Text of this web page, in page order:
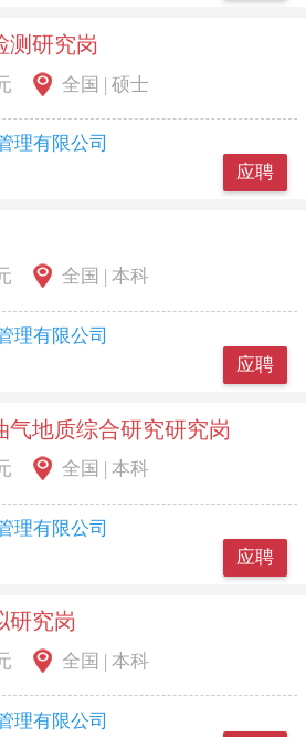
测研究岗
应聘
全国 | 硕士
理有限公司
应聘
全国 | 本科
理有限公司
气地质综合研究研究岗
应聘
全国 | 本科
理有限公司
研究岗
全国 | 本科
理有限公司